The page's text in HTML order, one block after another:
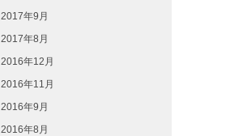
2017年9月
2017年8月
2016年12月
2016年11月
2016年9月
2016年8月